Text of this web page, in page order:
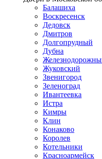
Балашиха
Воскресенск
Дедовск
Дмитров
Долгопрудный
Дубна
Жуковский
Звенигород
Зеленоград
Ивантеевка
Истра
Кимры
Клин
Конаково
Королев
Котельники
Красноармейск